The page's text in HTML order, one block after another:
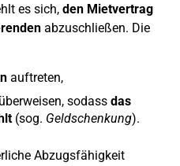
es sich, den Mietvertrag
abzuschließen. Die
auftreten,
sodass das
(sog. Geldschenkung).
Abzugsfähigkeit